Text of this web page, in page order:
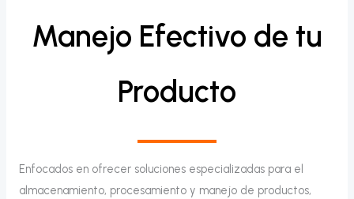
Manejo Efectivo de tu
Producto
Enfocados en ofrecer soluciones especializadas para el
almacenamiento, procesamiento y manejo de productos,